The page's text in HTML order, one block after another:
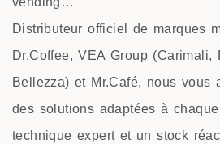
Distributeur officiel de marques
Dr.Coffee,VEA Group (Carimali,
Bellezza) et Mr.Café, nous vous
des solutions adaptées à
technique expert et un stock